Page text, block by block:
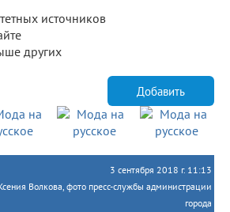
источников
других
Добавить
3 сентября 2018 г. 11:13
Волкова, фото пресс-службы администрации
города